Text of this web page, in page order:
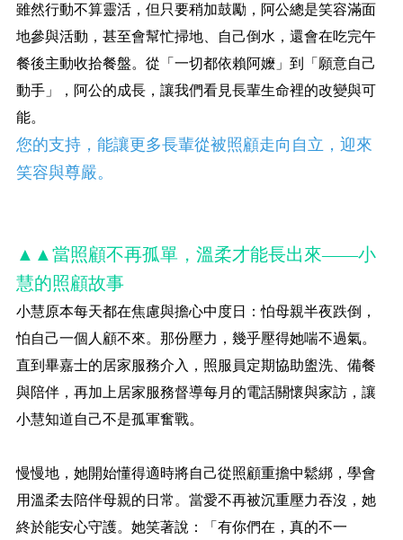
雖然行動不算靈活，但只要稍加鼓勵，阿公總是笑容滿面
地參與活動，甚至會幫忙掃地、自己倒水，還會在吃完午
餐後主動收拾餐盤。從「一切都依賴阿嬤」到「願意自己
動手」，阿公的成長，讓我們看見長輩生命裡的改變與可
能。
您的支持，能讓更多長輩從被照顧走向自立，迎來
笑容與尊嚴。
▲▲當照顧不再孤單，溫柔才能長出來——小
慧的照顧故事
小慧原本每天都在焦慮與擔心中度日：怕母親半夜跌倒，
怕自己一個人顧不來。那份壓力，幾乎壓得她喘不過氣。
直到畢嘉士的居家服務介入，照服員定期協助盥洗、備餐
與陪伴，再加上居家服務督導每月的電話關懷與家訪，讓
小慧知道自己不是孤軍奮戰。
慢慢地，她開始懂得適時將自己從照顧重擔中鬆綁，學會
用溫柔去陪伴母親的日常。當愛不再被沉重壓力吞沒，她
終於能安心守護。她笑著說：「有你們在，真的不一